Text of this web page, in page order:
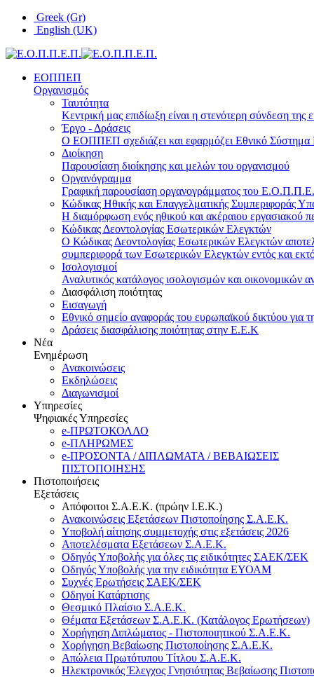
Greek (Gr)
English (UK)
ΕΟΠΠΕΠ
Οργανισμός
Ταυτότητα
Κεντρική μας επιδίωξη είναι η στενότερη σύνδεση της
Έργο - Δράσεις
Ο ΕΟΠΠΕΠ σχεδιάζει και εφαρμόζει Eθνικό Σύστημα
Διοίκηση
Παρουσίαση διοίκησης και μελών του οργανισμού
Οργανόγραμμα
Γραφική παρουσίαση οργανογράμματος του
Κώδικας Ηθικής και Επαγγελματικής Συμπεριφοράς
Η διαμόρφωση ενός ηθικού και ακέραιου εργασιακού
Κώδικας Δεοντολογίας Εσωτερικών Ελεγκτών
Ο Κώδικας Δεοντολογίας Εσωτερικών Ελεγκτών
συμπεριφορά των Εσωτερικών Ελεγκτών εντός και
Ισολογισμοί
Αναλυτικός κατάλογος ισολογισμών και οικονομικών
Διασφάλιση ποιότητας
Εισαγωγή
Εθνικό σημείο αναφοράς του ευρωπαϊκού δικτύου για
Δράσεις διασφάλισης ποιότητας στην Ε.Ε.Κ
Νέα
Ενημέρωση
Ανακοινώσεις
Εκδηλώσεις
Διαγωνισμοί
Υπηρεσίες
Ψηφιακές Υπηρεσίες
e-ΠΡΩΤΟΚΟΛΛΟ
e-ΠΛΗΡΩΜΕΣ
e-ΠΡΟΣΟΝΤΑ / ΔΙΠΛΩΜΑΤΑ / ΒΕΒΑΙΩΣΕΙΣ
ΠΙΣΤΟΠΟΙΗΣΗΣ
Πιστοποιήσεις
Εξετάσεις
Απόφοιτοι Σ.Α.Ε.Κ. (πρώην Ι.Ε.Κ.)
Ανακοινώσεις Εξετάσεων Πιστοποίησης Σ.Α.Ε.Κ.
Υποβολή αίτησης συμμετοχής στις εξετάσεις 2026
Αποτελέσματα Εξετάσεων Σ.Α.Ε.Κ.
Οδηγός Υποβολής για όλες τις ειδικότητες ΣΑΕΚ/ΣΕΚ
Οδηγός Υποβολής για την ειδικότητα ΕΥΟΑΜ
Συχνές Ερωτήσεις ΣΑΕΚ/ΣΕΚ
Οδηγοί Κατάρτισης
Θεσμικό Πλαίσιο Σ.Α.Ε.Κ.
Θέματα Εξετάσεων Σ.Α.Ε.Κ. (Κατάλογος Ερωτήσεων)
Χορήγηση Διπλώματος - Πιστοποιητικού Σ.Α.Ε.Κ.
Χορήγηση Βεβαίωσης Πιστοποίησης Σ.Α.Ε.Κ.
Απώλεια Πρωτότυπου Τίτλου Σ.Α.Ε.Κ.
Ηλεκτρονικός Έλεγχος Γνησιότητας Βεβαίωσης